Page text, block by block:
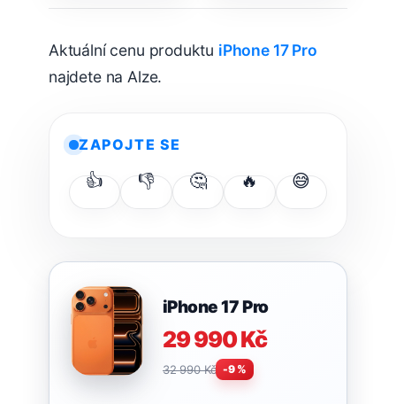
Aktuální cenu produktu iPhone 17 Pro
najdete na Alze.
ZAPOJTE SE
👍 👎 🤔 🔥 😅
iPhone 17 Pro
29 990 Kč
32 990 Kč -9 %